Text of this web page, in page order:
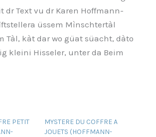
Text vu dr Karen Hoffmann-
üssem Mìnschtertàl
Tàl, kàt dar wo güat süacht, dàto
kleini Hisseler, unter da Beim
PETIT
MYSTERE DU COFFRE A
JOUETS (HOFFMANN-